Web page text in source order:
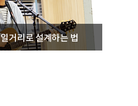
거리로 설계하는 법